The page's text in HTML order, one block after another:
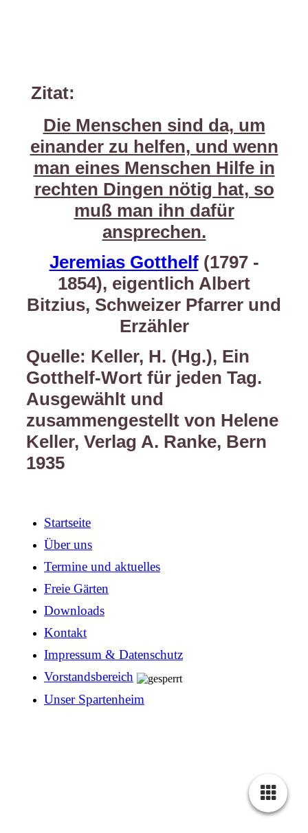
Zitat:
Die Menschen sind da, um
einander zu helfen, und wenn
man eines Menschen Hilfe in
rechten Dingen nötig hat, so
muß man ihn dafür
ansprechen.
Jeremias Gotthelf(1797 -
1854), eigentlich Albert
Bitzius, Schweizer Pfarrer und
Erzähler
Quelle: Keller, H. (Hg.), Ein
Gotthelf-Wort für jeden Tag.
Ausgewählt und
zusammengestellt von Helene
Keller, Verlag A. Ranke, Bern
1935
Startseite
Über uns
Termine und aktuelles
Freie Gärten
Downloads
Kontakt
Impressum & Datenschutz
Vorstandsbereich
Unser Spartenheim